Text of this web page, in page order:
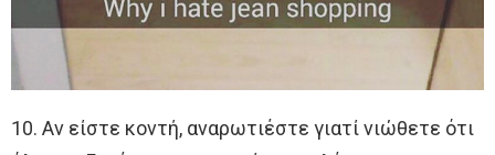
10. Αν είστε κοντή, αναρωτιέστε γιατί νιώθετε ότι